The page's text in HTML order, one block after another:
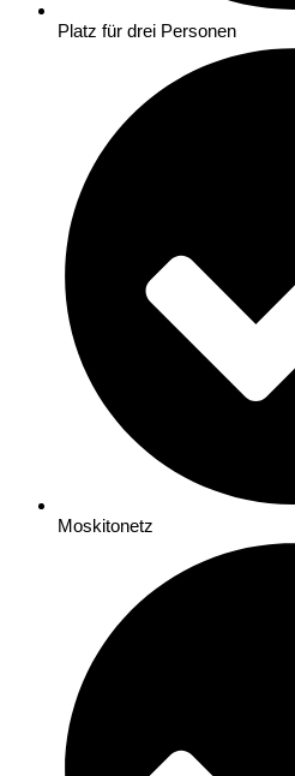
Platz für drei Personen
Moskitonetz